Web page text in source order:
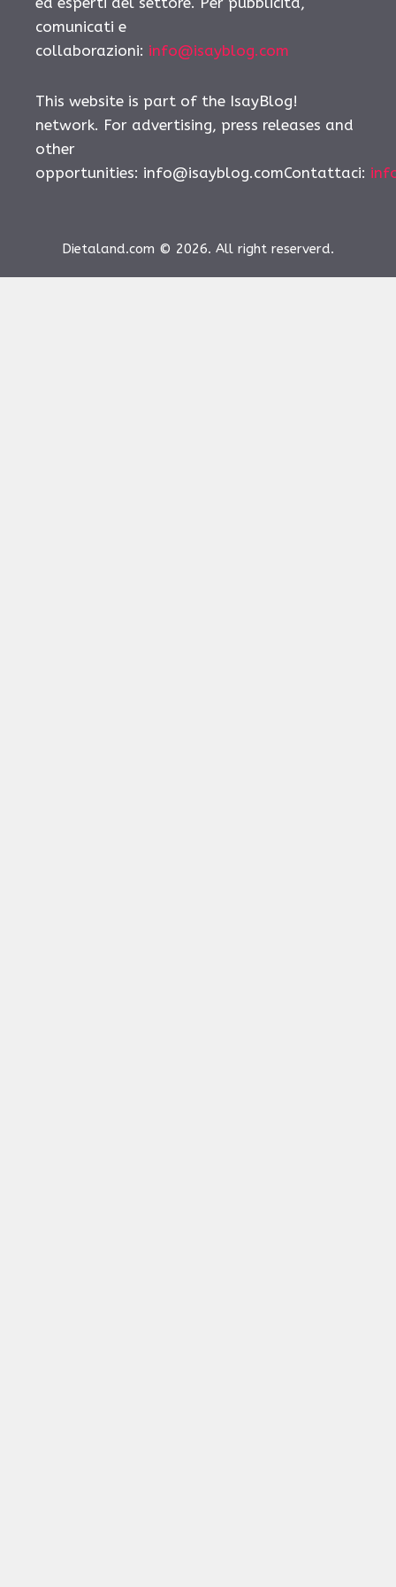
comunicati e
collaborazioni: info@isayblog.com
This website is part of the IsayBlog!
network. For advertising, press releases and
other
opportunities: info@isayblog.comContattaci:
Dietaland.com © 2026. All right reserverd.